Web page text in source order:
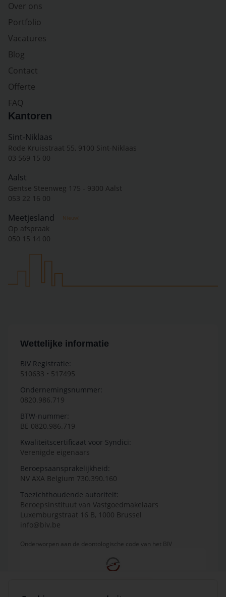
Over ons
Portfolio
Vacatures
Blog
Contact
Offerte
FAQ
Kantoren
Sint-Niklaas
Rode Kruisstraat 55, 9100 Sint-Niklaas
03 569 15 00
Aalst
Gentse Steenweg 175 - 9300 Aalst
053 22 16 00
Meetjesland Nieuw!
Op afspraak
050 15 14 00
Wettelijke informatie
BIV Registratie:
510633 • 517495
Ondernemingsnummer:
0820.986.719
BTW-nummer:
BE 0820.986.719
Kwaliteitscertificaat voor Syndici:
Verenigde eigenaars
Beroepsaansprakelijkheid:
NV AXA Belgium 730.390.160
Toezichthoudende autoriteit:
Beroepsinstituut van Vastgoedmakelaars
Luxemburgstraat 16 B, 1000 Brussel
info@biv.be
Onderworpen aan de deontologische code van het BIV